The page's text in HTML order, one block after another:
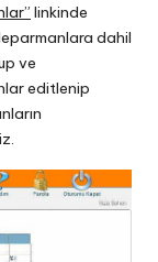
linkinde
dahil
ve
editlenip